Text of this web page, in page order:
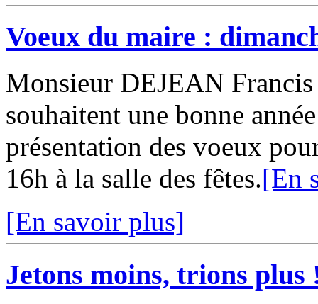
Voeux du maire :
Monsieur DEJEAN
souhaitent une bonne
présentation des voeux
16h à la salle des fêtes.[En
[En savoir plus]
Jetons moins, trions plus